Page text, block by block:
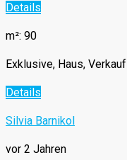
Details
m²: 90
Exklusive, Haus, Verkauf
Details
Silvia Barnikol
vor 2 Jahren